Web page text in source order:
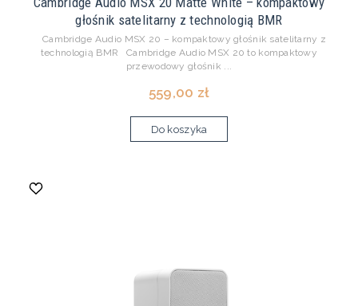
głośnik satelitarny z technologią BMR
Cambridge Audio MSX 20 – kompaktowy głośnik satelitarny z
technologią BMR Cambridge Audio MSX 20 to kompaktowy
przewodowy głośnik ...
559,00 zł
Do koszyka